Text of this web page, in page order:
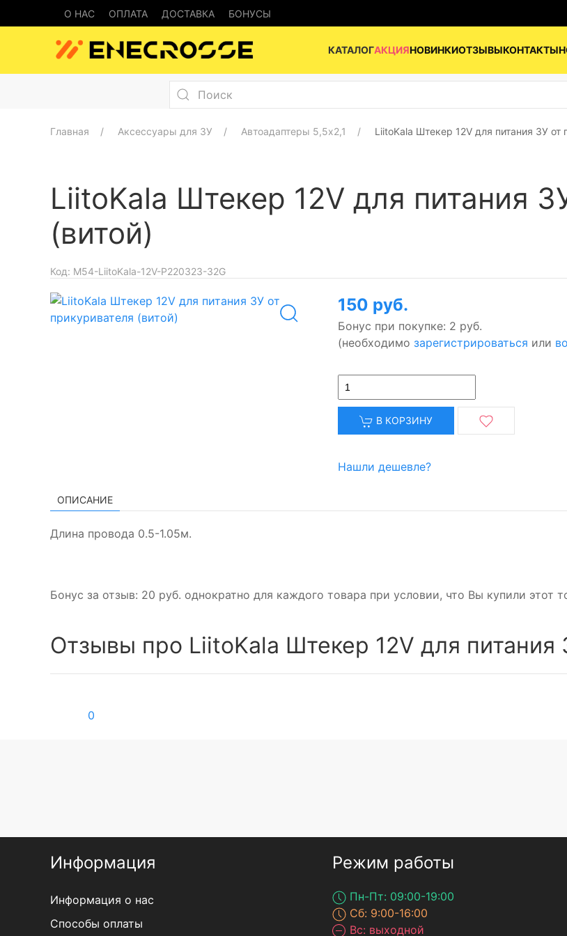
О НАС ОПЛАТА ДОСТАВКА БОНУСЫ
КАТАЛОГАКЦИЯНОВИНКИОТЗЫВЫКОНТАКТЫ
Главная Аксессуары для ЗУ Автоадаптеры 5,5x2,1 LiitoKala Штекер 12V для питания ЗУ от
LiitoKala Штекер 12V для питания
(витой)
Код: M54-LiitoKala-12V-P220323-32G
150 руб.
Бонус при покупке: 2 руб.
(необходимозарегистрироваться или
В КОРЗИНУ
Нашли дешевле?
ОПИСАНИЕ
Длина провода 0.5-1.05м.
Бонус за отзыв: 20 руб. однократно для каждого товара при условии, что Вы купили этот
Отзывы про LiitoKala Штекер 12V для питания
0
Информация
Информация о нас
Способы оплаты
Режим работы
Пн-Пт: 09:00-19:00
Сб: 9:00-16:00
Вс: выходной